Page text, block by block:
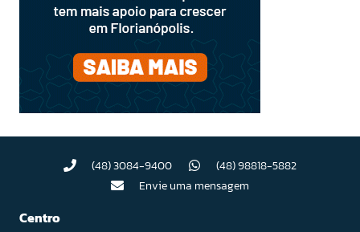
(48) 3084-9400
(48) 98818-5882
Envie uma mensagem
Centro